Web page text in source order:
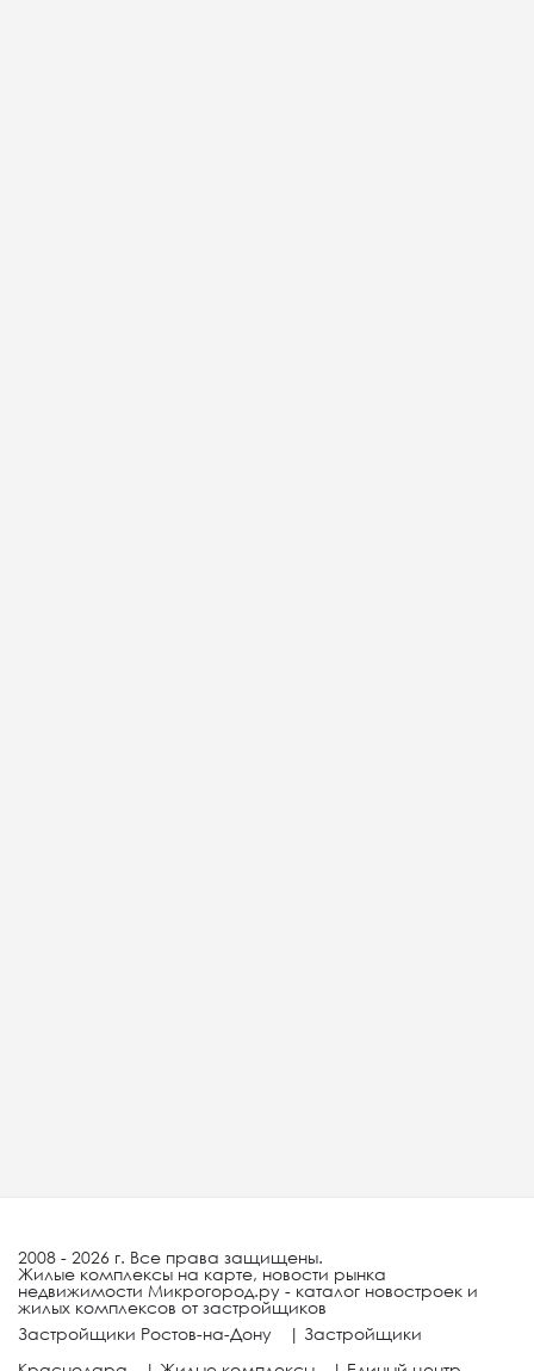
2008 - 2026 г. Все права защищены.
Жилые комплексы на карте, новости рынка
недвижимости Микрогород.ру - каталог новостроек и
жилых комплексов от застройщиков
Застройщики Ростов-на-Дону
| Застройщики